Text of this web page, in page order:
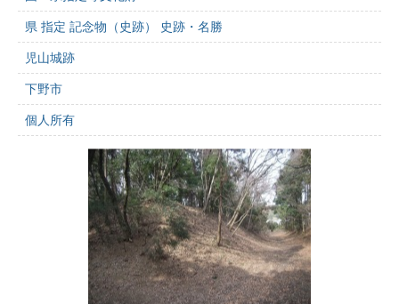
県 指定 記念物（史跡） 史跡・名勝
児山城跡
下野市
個人所有